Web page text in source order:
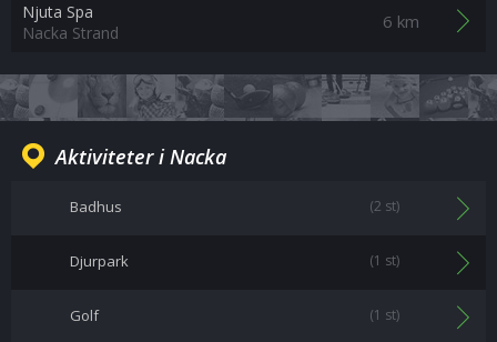
Njuta Spa
Nacka Strand
6 km
Aktiviteter i Nacka
Badhus (2 st)
Djurpark (1 st)
Golf (1 st)